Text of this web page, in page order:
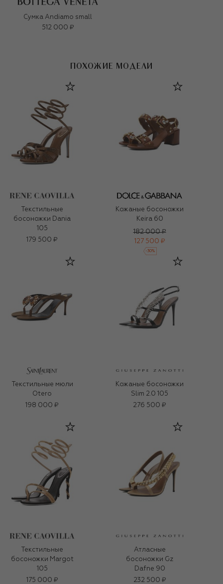
Сумка Andiamo small
512 000 ₽
ПОХОЖИЕ МОДЕЛИ
Текстильные
босоножки Dania
105
179 500 ₽
Кожаные босоножки
Keira 60
182 000 ₽
127 500 ₽
-30%
Текстильные мюли
Otero
198 000 ₽
Кожаные босоножки
Slim 2.0 105
276 500 ₽
Текстильные
босоножки Margot
105
175 000 ₽
Атласные
босоножки Gz
Dafne 90
232 500 ₽